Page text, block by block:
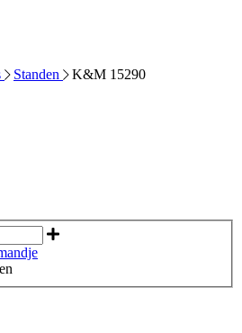
Standen K&M 15290